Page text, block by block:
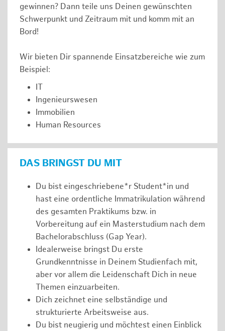
gewinnen? Dann teile uns Deinen gewünschten
Schwerpunkt und Zeitraum mit und komm mit an
Bord!
Wir bieten Dir spannende Einsatzbereiche wie zum
Beispiel:
IT
Ingenieurswesen
Immobilien
Human Resources
DAS BRINGST DU MIT
Du bist eingeschriebene*r Student*in und
hast eine ordentliche Immatrikulation während
des gesamten Praktikums bzw. in
Vorbereitung auf ein Masterstudium nach dem
Bachelorabschluss (Gap Year).
Idealerweise bringst Du erste
Grundkenntnisse in Deinem Studienfach mit,
aber vor allem die Leidenschaft Dich in neue
Themen einzuarbeiten.
Dich zeichnet eine selbständige und
strukturierte Arbeitsweise aus.
Du bist neugierig und möchtest einen Einblick